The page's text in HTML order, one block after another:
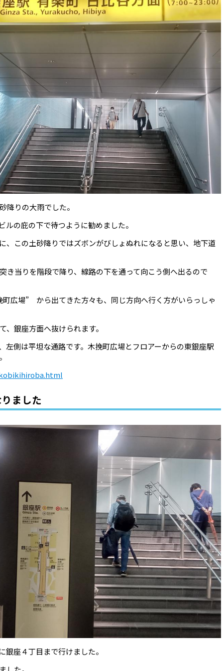
りの大雨でした。
の庇の下で待つように勧めました。
、この土砂降りではズボンがびしょぬれになると思い、地下道
当りを階段で降り、線路の下を通って向こう側へ出るので
広場” から出てきた方々も、同じ方向へ行く方がいらっしゃ
銀座方面へ抜けられます。
左側は平坦な通路です。木挽町広場とフロアーからの東銀座駅
ました
座４丁目まで行けました。